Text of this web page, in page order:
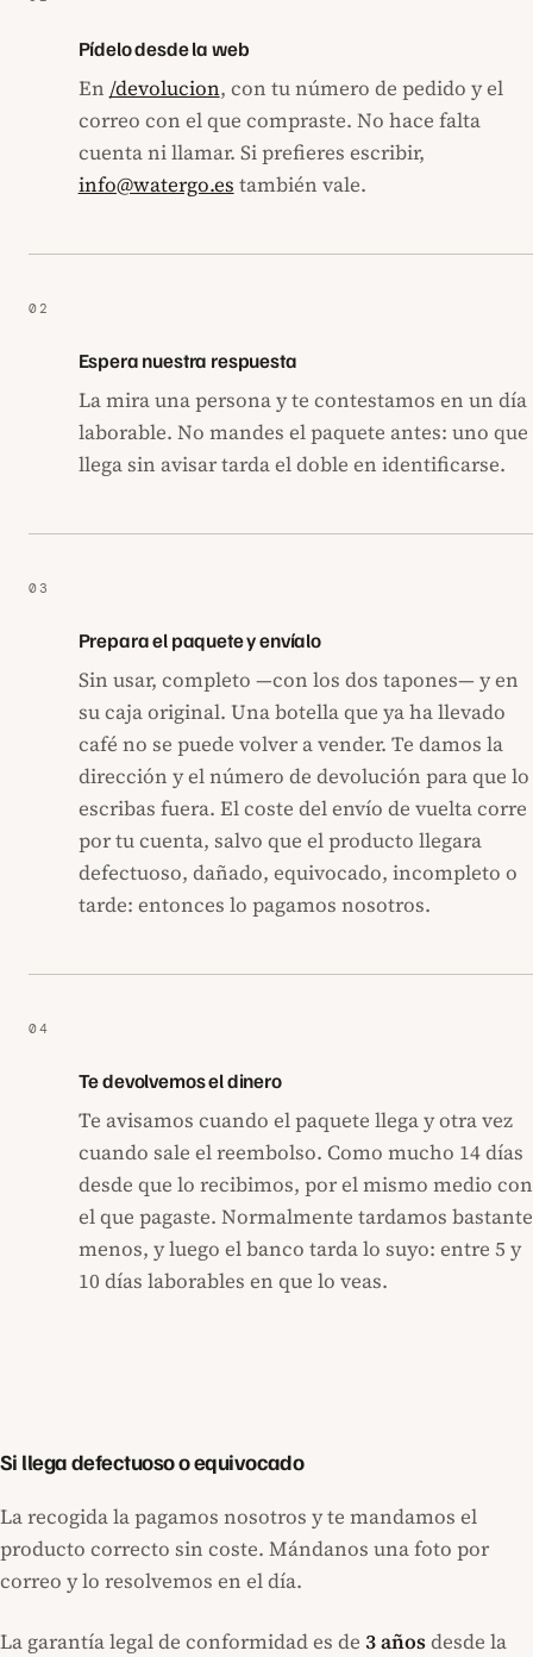
Pídelo desde la web
En /devolucion, con tu número de pedido y el
correo con el que compraste. No hace falta
cuenta ni llamar. Si prefieres escribir,
info@watergo.es también vale.
Espera nuestra respuesta
La mira una persona y te contestamos en un día
laborable. No mandes el paquete antes: uno que
llega sin avisar tarda el doble en identificarse.
Prepara el paquete y envíalo
Sin usar, completo —con los dos tapones— y en
su caja original. Una botella que ya ha llevado
café no se puede volver a vender. Te damos la
dirección y el número de devolución para que lo
escribas fuera. El coste del envío de vuelta corre
por tu cuenta, salvo que el producto llegara
defectuoso, dañado, equivocado, incompleto o
tarde: entonces lo pagamos nosotros.
Te devolvemos el dinero
Te avisamos cuando el paquete llega y otra vez
cuando sale el reembolso. Como mucho 14 días
desde que lo recibimos, por el mismo medio con
el que pagaste. Normalmente tardamos bastante
menos, y luego el banco tarda lo suyo: entre 5 y
10 días laborables en que lo veas.
Si llega defectuoso o equivocado
La recogida la pagamos nosotros y te mandamos el
producto correcto sin coste. Mándanos una foto por
correo y lo resolvemos en el día.
La garantía legal de conformidad es de 3 añosdesde la